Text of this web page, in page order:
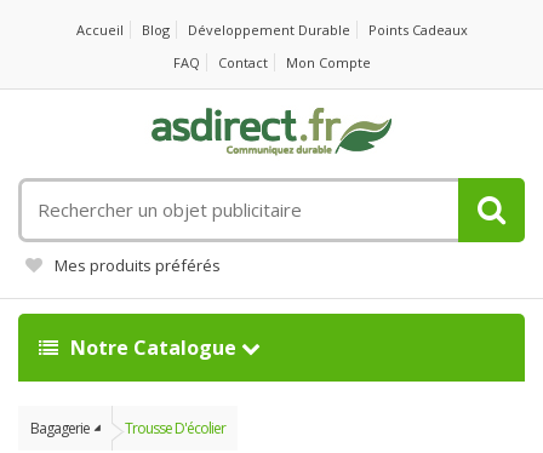
Accueil Blog Développement Durable
Points Cadeaux
FAQ
Contact Mon Compte
un
objet
publicitaire
Mes produits préférés
Notre Catalogue
Bagagerie Trousse D'écolier